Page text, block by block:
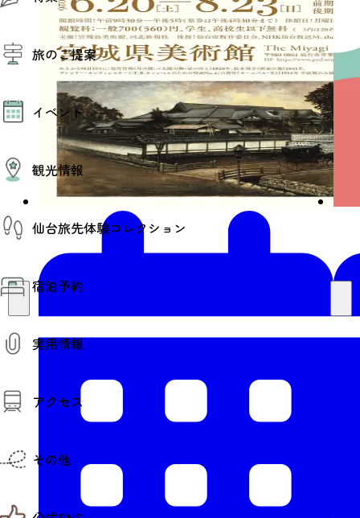
復興に向けて
仙台観光PR動画ライブラリー
仙台から行く東北周遊旅
伝統的工芸品
特集
夜時間トピックス
旅のご提案
モデルコース
AIおまかせコース
オリジナルプラン
みんなの旅行記
イベント
イベント情報
その他イベント情報（音楽・展示会）
スポーツ情報
観光情報
観光スポット
温泉
季節のイベント
プロスポーツチーム・プロオーケストラ
仙台の銘品
仙台観光マップ
仙台旅先体験コレクション
仙台旅先体験コレクション
体験プログラム検索（予約）
体験トピックス
体験事業者
宿泊予約
実用情報
観光案内
お役立ち情報
観光アプリ
アクセス
市内の交通情報
お得なチケット
その他
お知らせ